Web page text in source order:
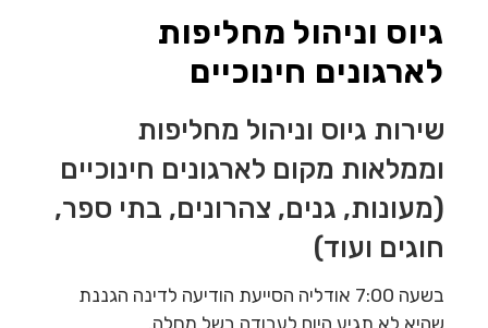
גיוס וניהול מחליפות
לארגונים חינוכיים
שירות גיוס וניהול מחליפות
וממלאות מקום לארגונים חינוכיים
(מעונות, גנים, צהרונים, בתי ספר,
חוגים ועוד)
בשעה 7:00 אודליה הסייעת הודיעה לדינה הגננת
שהיא לא תגיע היום לעבודה בשל מחלה.